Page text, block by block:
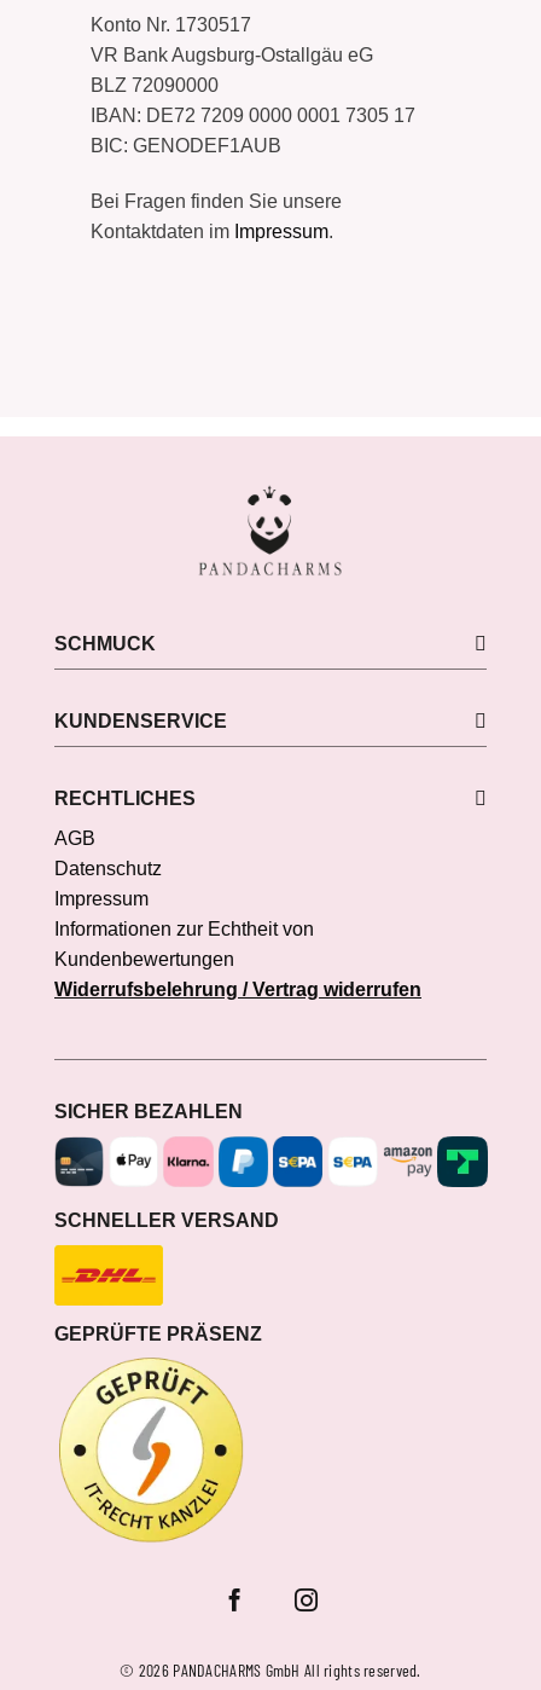
Konto Nr. 1730517
VR Bank Augsburg-Ostallgäu eG
BLZ 72090000
IBAN: DE72 7209 0000 0001 7305 17
BIC: GENODEF1AUB
Bei Fragen finden Sie unsere
Kontaktdaten im Impressum.
SCHMUCK
KUNDENSERVICE
RECHTLICHES
AGB
Datenschutz
Impressum
Informationen zur Echtheit von
Kundenbewertungen
Widerrufsbelehrung / Vertrag widerrufen
SICHER BEZAHLEN
SCHNELLER VERSAND
GEPRÜFTE PRÄSENZ
© 2026 PANDACHARMS GmbH All rights reserved.